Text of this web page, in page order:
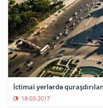
18-03-2017